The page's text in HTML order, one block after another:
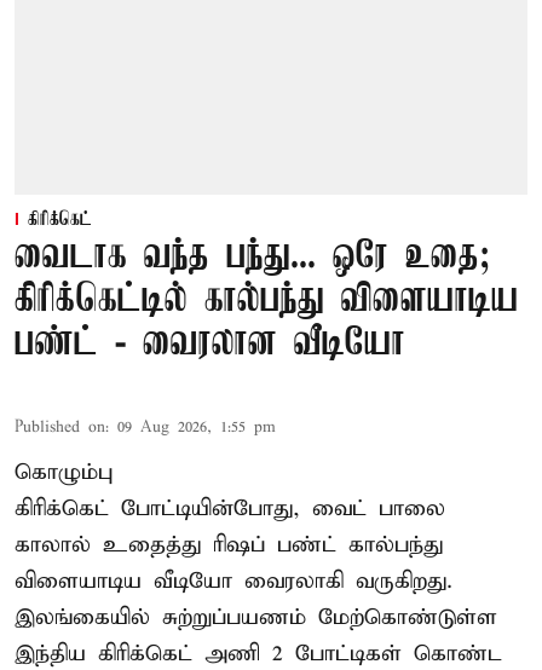
கிரிக்கெட்
வைடாக வந்த பந்து... ஒரே உதை;
கிரிக்கெட்டில் கால்பந்து விளையாடிய
பண்ட் - வைரலான வீடியோ
Published on: 09 Aug 2026, 1:55 pm
கொழும்பு
கிரிக்கெட் போட்டியின்போது, வைட் பாலை
காலால் உதைத்து ரிஷப் பண்ட் கால்பந்து
விளையாடிய வீடியோ வைரலாகி வருகிறது.
இலங்கையில் சுற்றுப்பயணம் மேற்கொண்டுள்ள
இந்திய கிரிக்கெட் அணி 2 போட்டிகள் கொண்ட